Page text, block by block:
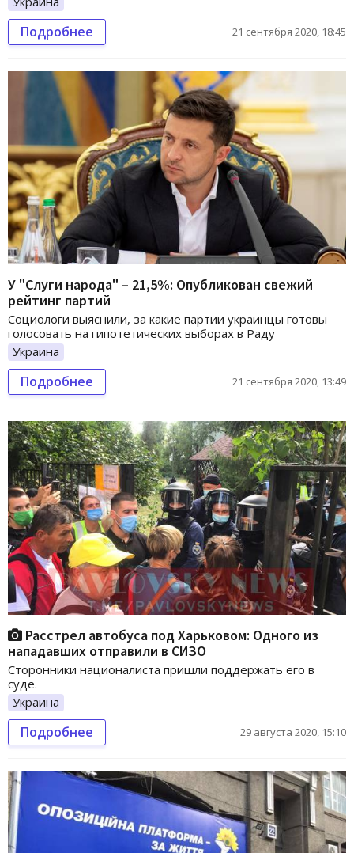
Подробнее 21 сентября 2020, 18:45
У "Слуги народа" – 21,5%: Опубликован свежий
рейтинг партий
Социологи выяснили, за какие партии украинцы готовы
голосовать на гипотетических выборах в Раду
Украина
Подробнее 21 сентября 2020, 13:49
Расстрел автобуса под Харьковом: Одного из
нападавших отправили в СИЗО
Сторонники националиста пришли поддержать его в
суде.
Украина
Подробнее 29 августа 2020, 15:10